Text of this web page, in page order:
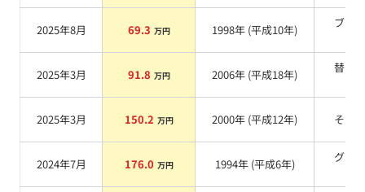
2025年8月 69.3 万円 1998年 (平成10年)
ブラ
2025年3月 91.8 万円 2006年 (平成18年)
替ブ
2025年3月 150.2 万円 2000年 (平成12年) その他
2024年7月 176.0 万円 1994年 (平成6年)
グリ